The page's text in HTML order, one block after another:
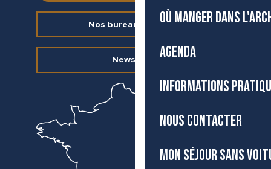
OÙ MANGER DANS
AGENDA
INFORMATIONS
NOUS CONTACTER
MON SÉJOUR SANS
Nos bureaux d’accueil
Newsletter